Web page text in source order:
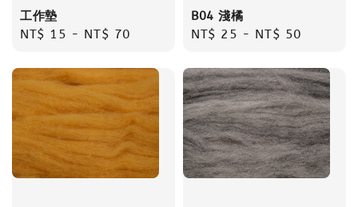
工作墊
Regular
NT$ 15 - NT$ 70
B04 淺橘
Regular
NT$ 25 - NT$ 50